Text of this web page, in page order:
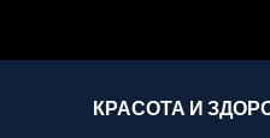
КРАСОТА И